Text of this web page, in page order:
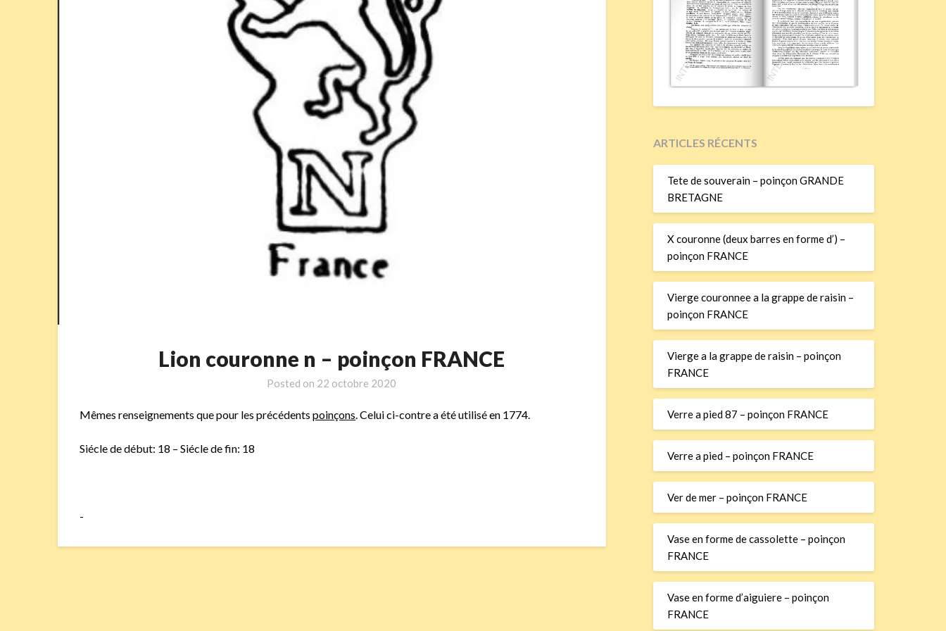
Lion couronne n – poinçon FRANCE
Posted on 22 octobre 2020
Mêmes renseignements que pour les précédentspoinçons. Celui ci-contre a été utilisé en 1774.
Siécle de début: 18 – Siécle de fin: 18
-
ARTICLES RÉCENTS
Tete de souverain – poinçon GRANDE
BRETAGNE
X couronne (deux barres en forme d’) –
poinçon FRANCE
Vierge couronnee a la grappe de raisin –
poinçon FRANCE
Vierge a la grappe de raisin – poinçon
FRANCE
Verre a pied 87 – poinçon FRANCE
Verre a pied – poinçon FRANCE
Ver de mer – poinçon FRANCE
Vase en forme de cassolette – poinçon
FRANCE
Vase en forme d’aiguiere – poinçon
FRANCE